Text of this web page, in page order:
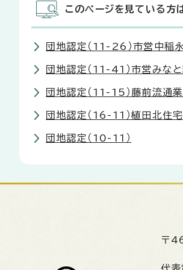
このページを見ている方
団地認定（11-26）市営中稲
団地認定（11-41）市営みな
団地認定（11-15）藤前流通
団地認定（16-11）植田北住宅
団地認定（10-11）
〒